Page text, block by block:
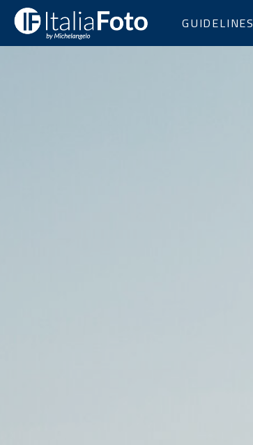
GUIDELINES